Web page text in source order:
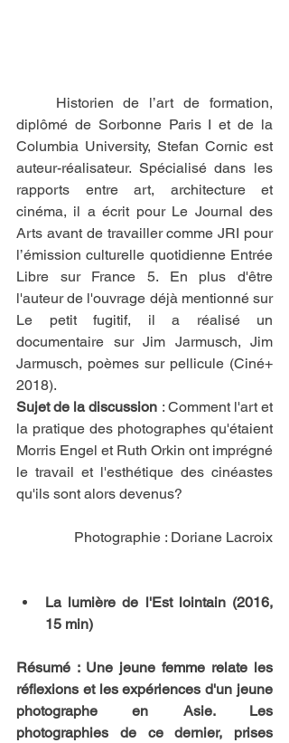
diplômé de Sorbonne Paris I et de la
Columbia University, Stefan Cornic est
auteur-réalisateur. Spécialisé dans les
rapports entre art, architecture et
cinéma, il a écrit pour Le Journal des
Arts avant de travailler comme JRI pour
l’émission culturelle quotidienne Entrée
Libre sur France 5. En plus d'être
l'auteur de l'ouvrage déjà mentionné sur
Le petit fugitif, il a réalisé un
documentaire sur Jim Jarmusch, Jim
Jarmusch, poèmes sur pellicule (Ciné+
2018).
Sujet de la discussion : Comment l'art et
la pratique des photographes qu'étaient
Morris Engel et Ruth Orkin ont imprégné
le travail et l'esthétique des cinéastes
qu'ils sont alors devenus?
Photographie : Doriane Lacroix
La lumière de l'Est lointain (2016,
15 min)
Résumé : Une jeune femme relate les
réflexions et les expériences d'un jeune
photographe en Asie. Les
photographies de ce dernier, prises